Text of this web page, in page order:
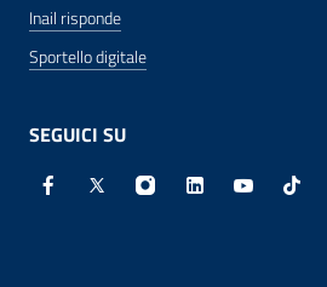
Inail risponde
Sportello digitale
SEGUICI SU
Facebook - Sito esterno -
X - Sito esterno -
Instagram - Sito
Linkedin -